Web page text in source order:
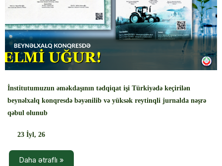
İnstitutumuzun əməkdaşının tədqiqat işi Türkiyədə keçirilən
beynəlxalq konqresdə bəyənilib və yüksək reytinqli jurnalda nəşrə
qəbul olunub
23 İyl, 26
Daha ətraflı »
‹ ›